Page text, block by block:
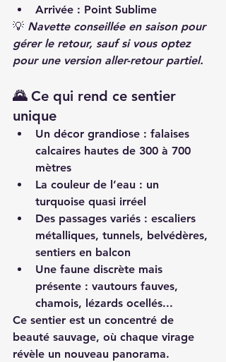
Arrivée : Point Sublime
💡 Navette conseillée en saison pour
gérer le retour, sauf si vous optez
pour une version aller-retour partiel.
🌄 Ce qui rend ce sentier
unique
Un décor grandiose : falaises
calcaires hautes de 300 à 700
mètres
La couleur de l’eau : un
turquoise quasi irréel
Des passages variés : escaliers
métalliques, tunnels, belvédères,
sentiers en balcon
Une faune discrète mais
présente : vautours fauves,
chamois, lézards ocellés...
Ce sentier est un concentré de
beauté sauvage, où chaque virage
révèle un nouveau panorama.